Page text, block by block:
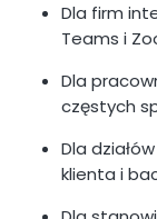
Dla firm
Teams i
Dla
częstych
Dla
klienta i